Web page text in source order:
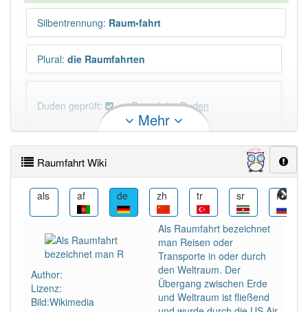
Silbentrennung: Raum•fahrt
Plural: die Raumfahrten
Duden geprüft: Raumfahrt Duden
PowerIndex:25
Häufigkeit: 6 von 10
Wörter mit Endung-raumfahrt: 2
Wörter mit Endung -raumfahrtaber mit einem
anderen Artikel
Mehr
Raumfahrt Wiki
als af de zh tr sr ru
Author:
Lizenz:
Bild:Wikimedia
Als Raumfahrt bezeichnet
man Reisen oder
Transporte in oder durch
den Weltraum. Der
Übergang zwischen Erde
und Weltraum ist fließend